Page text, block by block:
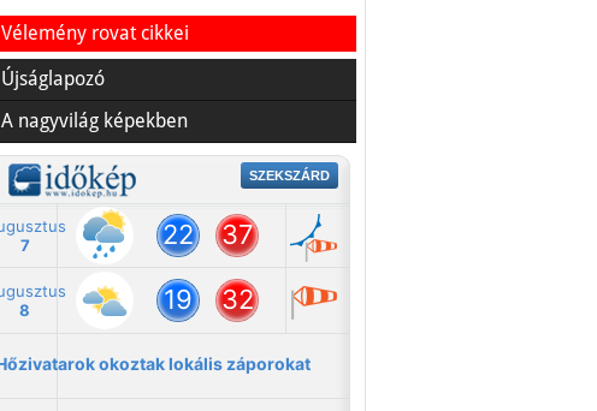
Vélemény rovat cikkei
Újságlapozó
A nagyvilág képekben